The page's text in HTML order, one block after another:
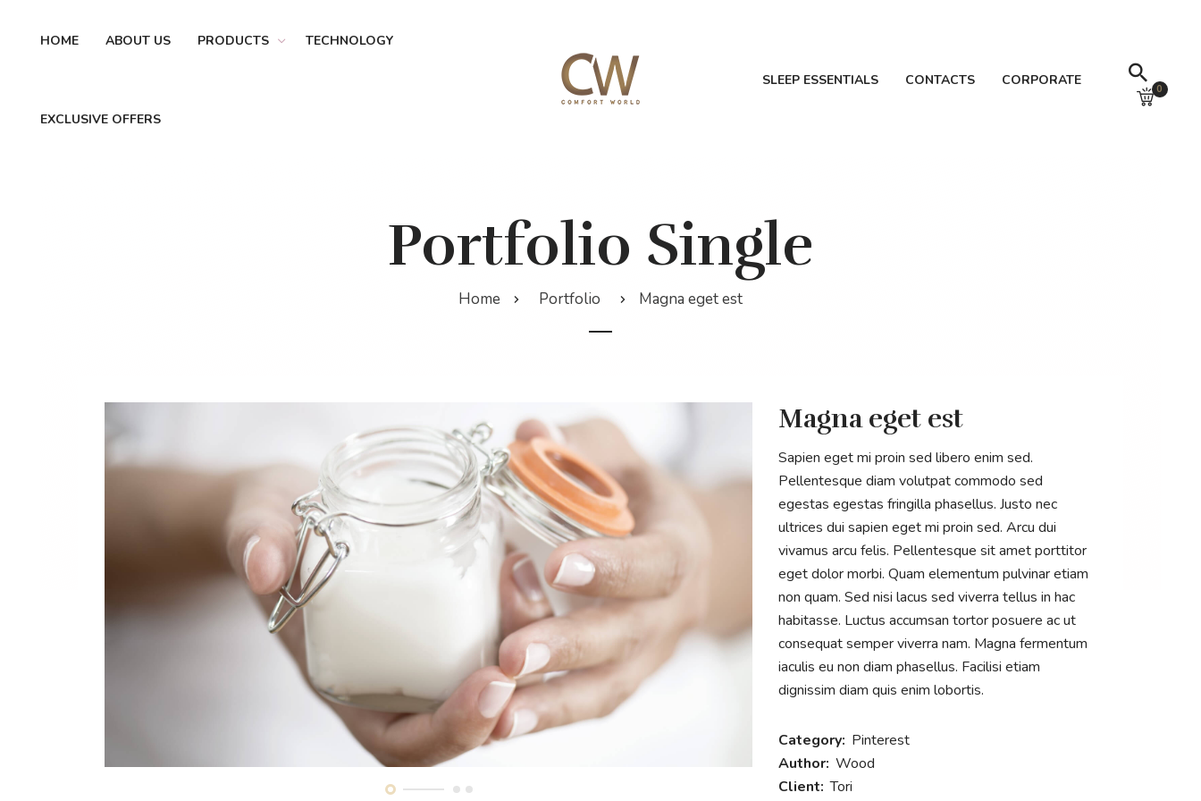
HOME ABOUT US PRODUCTS TECHNOLOGY
EXCLUSIVE OFFERS
SLEEP ESSENTIALS CONTACTS CORPORATE
0
Portfolio Single
Home Portfolio Magna eget est
Magna eget est
Sapien eget mi proin sed libero enim sed.
Pellentesque diam volutpat commodo sed
egestas egestas fringilla phasellus. Justo nec
ultrices dui sapien eget mi proin sed. Arcu dui
vivamus arcu felis. Pellentesque sit amet porttitor
eget dolor morbi. Quam elementum pulvinar etiam
non quam. Sed nisi lacus sed viverra tellus in hac
habitasse. Luctus accumsan tortor posuere ac ut
consequat semper viverra nam. Magna fermentum
iaculis eu non diam phasellus. Facilisi etiam
dignissim diam quis enim lobortis.
Category: Pinterest
Author: Wood
Client: Tori